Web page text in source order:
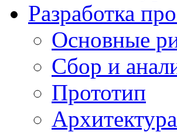
Разработка
Основные
Сбор и
Прототип